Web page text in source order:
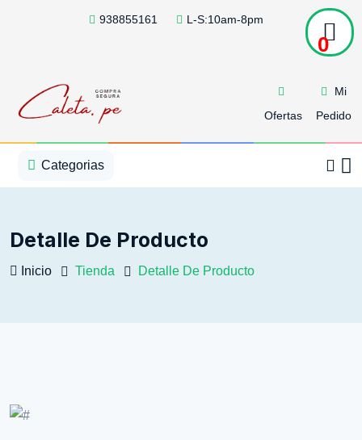
938855161 L-S:10am-8pm
Ofertas
Mi
Pedido
0
Categorias
Detalle De Producto
Inicio Tienda Detalle De Producto